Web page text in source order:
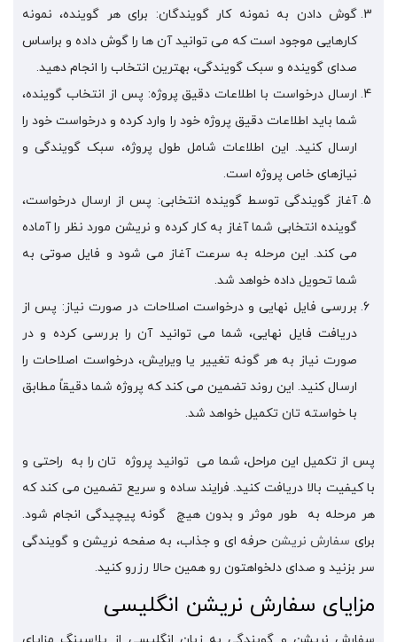
گوش دادن به نمونه کار گویندگان: برای هر گوینده، نمونه
کارهایی موجود است که می توانید آن ها را گوش داده و براساس
صدای گوینده و سبک گویندگی، بهترین انتخاب را انجام دهید.
ارسال درخواست با اطلاعات دقیق پروژه: پس از انتخاب گوینده،
شما باید اطلاعات دقیق پروژه خود را وارد کرده و درخواست خود را
ارسال کنید. این اطلاعات شامل طول پروژه، سبک گویندگی و
نیازهای خاص پروژه است.
آغاز گویندگی توسط گوینده انتخابی: پس از ارسال درخواست،
گوینده انتخابی شما آغاز به کار کرده و نریشن مورد نظر را آماده
می کند. این مرحله به سرعت آغاز می شود و فایل صوتی به
شما تحویل داده خواهد شد.
بررسی فایل نهایی و درخواست اصلاحات در صورت نیاز: پس از
دریافت فایل نهایی، شما می توانید آن را بررسی کرده و در
صورت نیاز به هر گونه تغییر یا ویرایش، درخواست اصلاحات را
ارسال کنید. این روند تضمین می کند که پروژه شما دقیقاً مطابق
با خواسته تان تکمیل خواهد شد.
پس از تکمیل این مراحل، شما می توانید پروژه تان را به راحتی و
با کیفیت بالا دریافت کنید. فرایند ساده و سریع تضمین می کند که
هر مرحله به طور موثر و بدون هیچ گونه پیچیدگی انجام شود.
برای سفارش نریشن حرفه‌ ای و جذاب، به صفحه نریشن و گویندگی
سر بزنید و صدای دلخواهتون رو همین حالا رزرو کنید.
مزایای سفارش نریشن انگلیسی